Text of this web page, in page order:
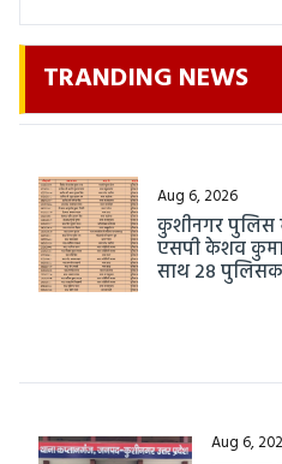
TRANDING NEWS
Aug 6, 2026
कुशीनगर पुलिस
एसपी केशव
साथ 28
Aug 6,